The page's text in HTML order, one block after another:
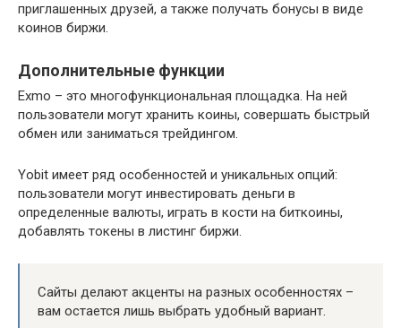
приглашенных друзей, а также получать бонусы в виде
коинов биржи.
Дополнительные функции
Exmo – это многофункциональная площадка. На ней
пользователи могут хранить коины, совершать быстрый
обмен или заниматься трейдингом.
Yobit имеет ряд особенностей и уникальных опций:
пользователи могут инвестировать деньги в
определенные валюты, играть в кости на биткоины,
добавлять токены в листинг биржи.
Сайты делают акценты на разных особенностях –
вам остается лишь выбрать удобный вариант.